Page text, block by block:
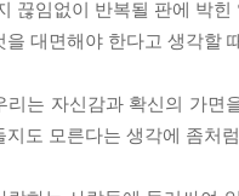
끊임없이 반복될 판에 박
을 대면해야 한다고 생각할
리는 자신감과 확신의 가
지도 모른다는 생각에 좀처